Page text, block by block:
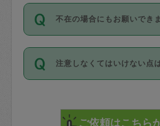
を依頼してください。
参考
【詳細】タスカジ
写真を撮り、
詳細FAQ：
損害賠償保険
1. 直前キャンセル（定期
共通）
72時間を超える※と、以下
料が発生します。
直前キャンセル料：
「お試し利用」というメ
せんが、「一回のみ」依
とによって、気に入った
まず、条件の合う気にな
みてください。
不在の場合にもお願いでき
不在の場合の作業はタス
が必要です。数回の依頼
ジさんと依頼者の間で十
てください。
注意しなくてはいけない点
で、必ず鍵のかかるロッ